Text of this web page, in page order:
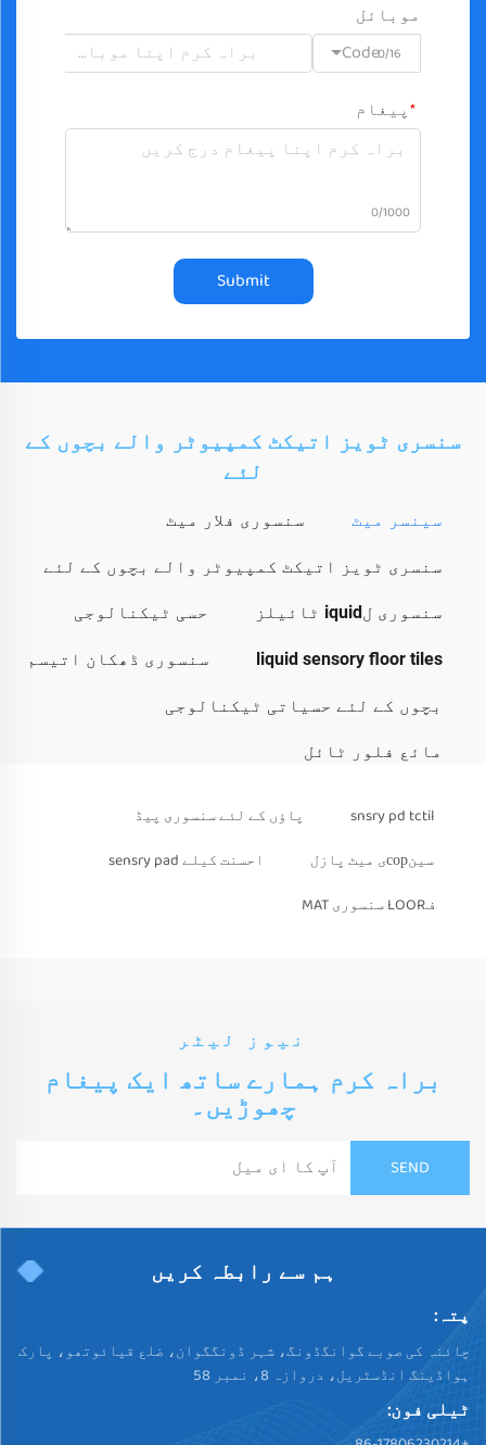
موبائل
Code0/16
پیغام
0/1000
Submit
سنسری ٹویز اتیکٹ کمپیوٹر والے بچوں کے
لئے
سینسر میٹ سنسوری فلار میٹ
سنسری ٹویز اتیکٹ کمپیوٹر والے بچوں کے لئے
سنسوری لiquid ٹائیلز حسی ٹیکنالوجی
liquid sensory floor tiles سنسوری ڈھکان اتیسم
بچوں کے لئے حسیاتی ٹیکنالوجی
مائع فلور ٹائل
snsry pd tctil
پاؤں کے لئے سنسوری پیڈ
سینсорی میٹ پازل
احسنت کیلے sensry pad
فLOOR سنسوری MAT
نیوز لیٹر
براہ کرم ہمارے ساتھ ایک پیغام
چھوڑیں۔
ہم سے رابطہ کریں
پتہ:
چائنہ کی صوبے گوانگڈونگ، شہر ڈونگگوان، ضلع قیائوتھو، پارک
ہواڈینگ انڈسٹریل، دروازہ 8، نمبر 58
ٹیلی فون: